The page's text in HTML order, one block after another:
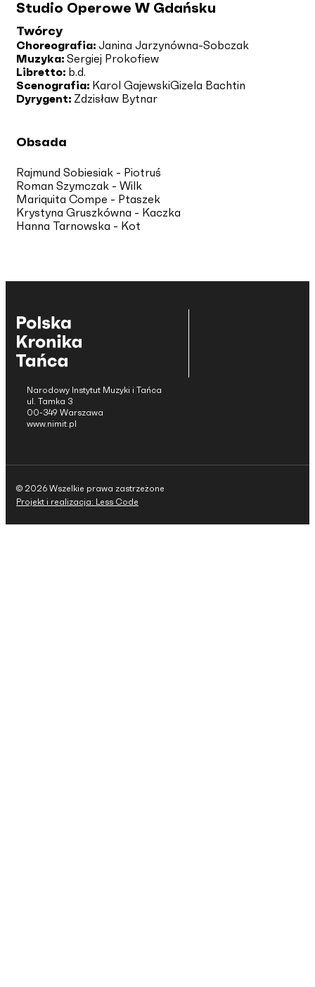
Studio Operowe W Gdańsku
Twórcy
Choreografia: Janina Jarzynówna-Sobczak
Muzyka: Sergiej Prokofiew
Libretto: b.d.
Scenografia: Karol GajewskiGizela Bachtin
Dyrygent: Zdzisław Bytnar
Obsada
Rajmund Sobiesiak - Piotruś
Roman Szymczak - Wilk
Mariquita Compe - Ptaszek
Krystyna Gruszkówna - Kaczka
Hanna Tarnowska - Kot
Narodowy Instytut Muzyki i Tańca
ul. Tamka 3
00-349 Warszawa
www.nimit.pl
© 2026 Wszelkie prawa zastrzeżone
Projekt i realizacja: Less Code